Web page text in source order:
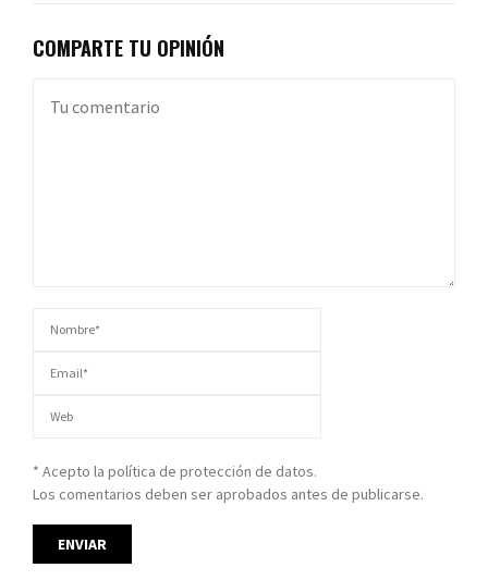
COMPARTE TU OPINIÓN
* Acepto la política de protección de datos.
Los comentarios deben ser aprobados antes de publicarse.